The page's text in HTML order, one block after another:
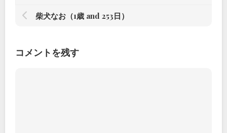
柴犬なお（1歳 and 253日）
コメントを残す